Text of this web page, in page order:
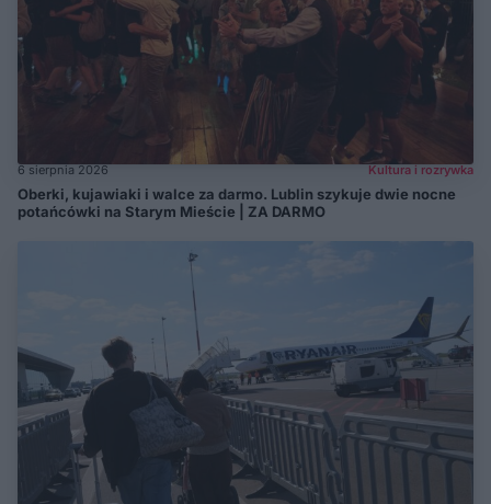
6 sierpnia 2026 Kultura i rozrywka
Oberki, kujawiaki i walce za darmo. Lublin szykuje dwie nocne
potańcówki na Starym Mieście | ZA DARMO